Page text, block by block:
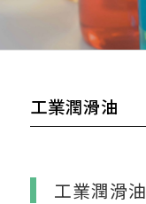
工業潤滑油
工業潤滑油